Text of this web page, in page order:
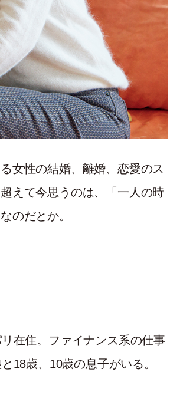
女性の結婚、離婚、恋愛のス
えて今思うのは、「一人の時
のだとか。
在住。ファイナンス系の仕事
18歳、10歳の息子がいる。